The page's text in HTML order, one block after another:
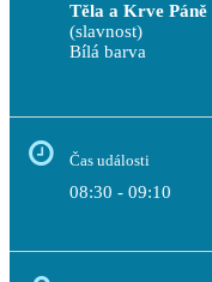
Těla a Krve Páně
(slavnost)
Čas události
08:30 - 09:10